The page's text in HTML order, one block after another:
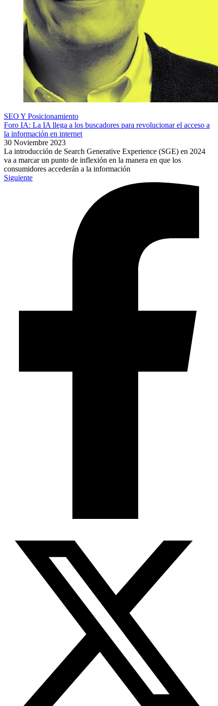
SEO Y Posicionamiento
Foro IA: La IA llega a los buscadores para revolucionar el acceso a
la información en internet
30 Noviembre 2023
La introducción de Search Generative Experience (SGE) en 2024
va a marcar un punto de inflexión en la manera en que los
consumidores accederán a la información
Siguiente